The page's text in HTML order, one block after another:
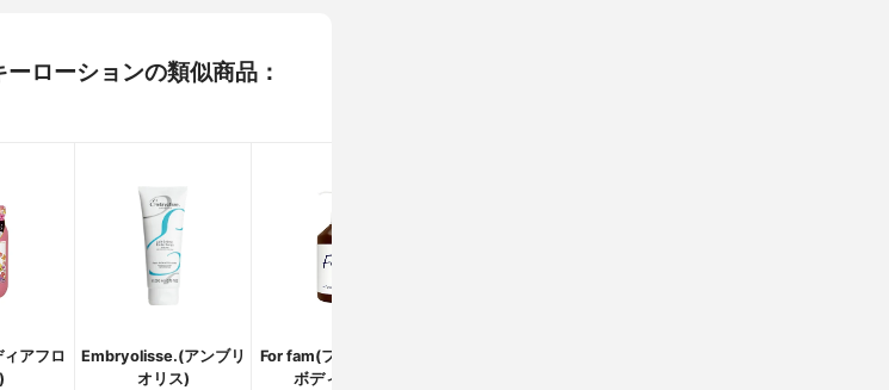
ローションの類似商品：
アフロ
Embryolisse.(アンブリ
オリス)
For fam(フォーファム)
ボディミルク